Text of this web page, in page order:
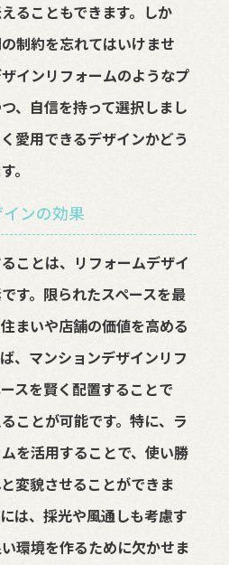
ることもできます。しか
制約を忘れてはいけませ
インリフォームのようなプ
、自信を持って選択しまし
愛用できるデザインかどう
。
ンの効果
ことは、リフォームデザイ
す。限られたスペースを最
まいや店舗の価値を高める
、マンションデザインリフ
スを賢く配置することで
ことが可能です。特に、ラ
を活用することで、使い勝
変貌させることができま
は、採光や風通しも考慮す
環境を作るために欠かせま